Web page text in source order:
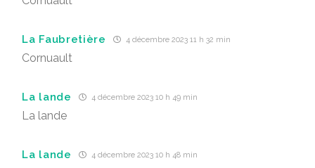
La Faubretière 4 décembre 2023 11 h 32 min
Cornuault
La lande 4 décembre 2023 10 h 49 min
La lande
La lande 4 décembre 2023 10 h 48 min